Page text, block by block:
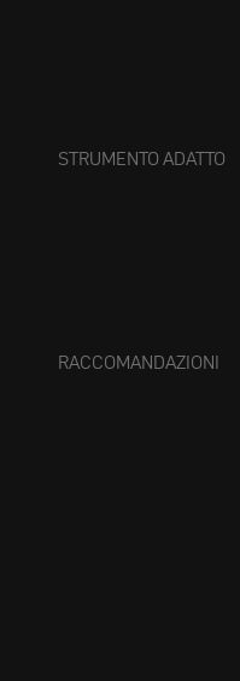
STRUMENTO ADATTO
RACCOMANDAZIONI